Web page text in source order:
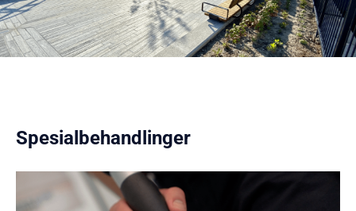
Spesialbehandlinger